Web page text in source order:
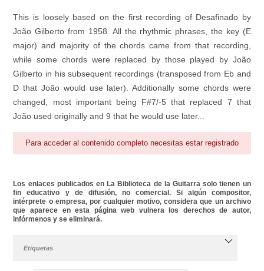
This is loosely based on the first recording of Desafinado by
João Gilberto from 1958. All the rhythmic phrases, the key (E
major) and majority of the chords came from that recording,
while some chords were replaced by those played by João
Gilberto in his subsequent recordings (transposed from Eb and
D that João would use later). Additionally some chords were
changed, most important being F#7/-5 that replaced 7 that
João used originally and 9 that he would use later...
Para acceder al contenido completo necesitas estar registrado
Los enlaces publicados en La Biblioteca de la Guitarra solo tienen un
fin educativo y de difusión, no comercial. Si algún compositor,
intérprete o empresa, por cualquier motivo, considera que un archivo
que aparece en esta página web vulnera los derechos de autor,
infórmenos y se eliminará.
Etiquetas